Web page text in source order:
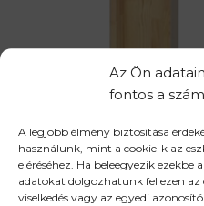
Az Ön
fontos a
A legjobb élmény biztosítása
használunk, mint a cookie-k az
eléréséhez. Ha beleegyezik
adatokat dolgozhatunk fel ezen az
viselkedés vagy az egyedi